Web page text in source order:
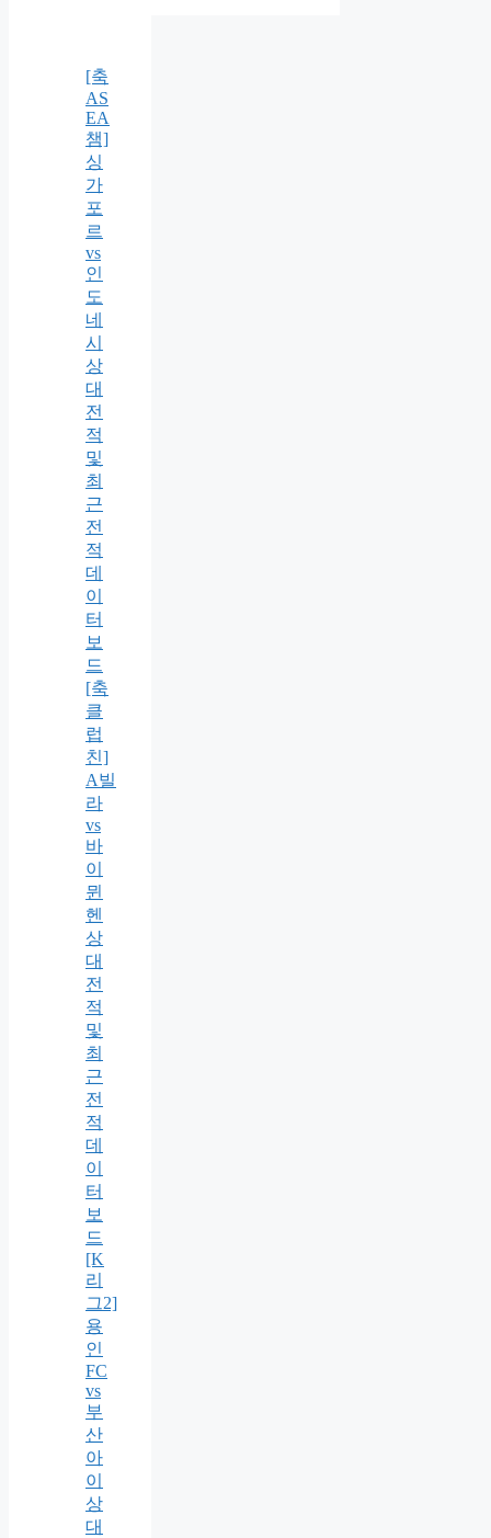
[축
AS
EA
챔]
싱
가
포
르
vs
인
도
네
시
상
대
전
적
및
최
근
전
적
데
이
터
보
드
[축
클
럽
친]
A빌
라
vs
바
이
뮌
헨
상
대
전
적
및
최
근
전
적
데
이
터
보
드
[K
리
그2]
용
인
FC
vs
부
산
아
이
상
대